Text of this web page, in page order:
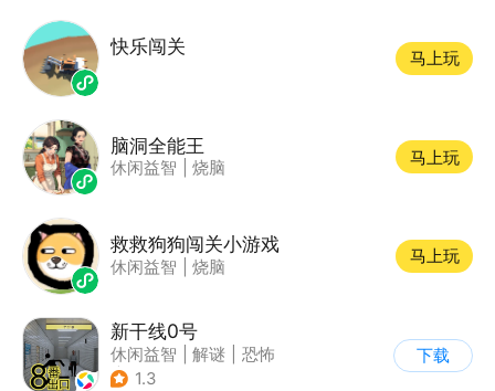
快乐闯关
马上玩
脑洞全能王
休闲益智 烧脑
马上玩
救救狗狗闯关小游戏
休闲益智 烧脑
马上玩
新干线0号
休闲益智 解谜
恐怖
| 写实
1.3
下载